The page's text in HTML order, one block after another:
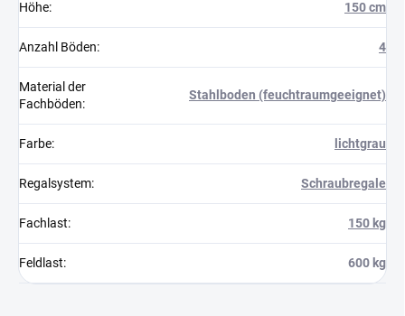
Höhe: 150 cm
Anzahl Böden: 4
Material der
Fachböden:
Stahlboden (feuchtraumgeeignet)
Farbe: lichtgrau
Regalsystem: Schraubregale
Fachlast: 150 kg
Feldlast: 600 kg